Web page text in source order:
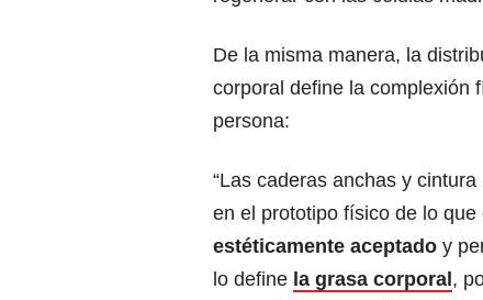
De la misma manera, la
corporal define la complexión
persona:
“Las caderas anchas y
en el prototipo físico de lo que
estéticamente aceptado y
lo define la grasa corporal ,